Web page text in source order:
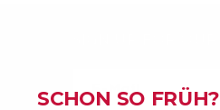
E-Mail
SCHON SO FRÜH?